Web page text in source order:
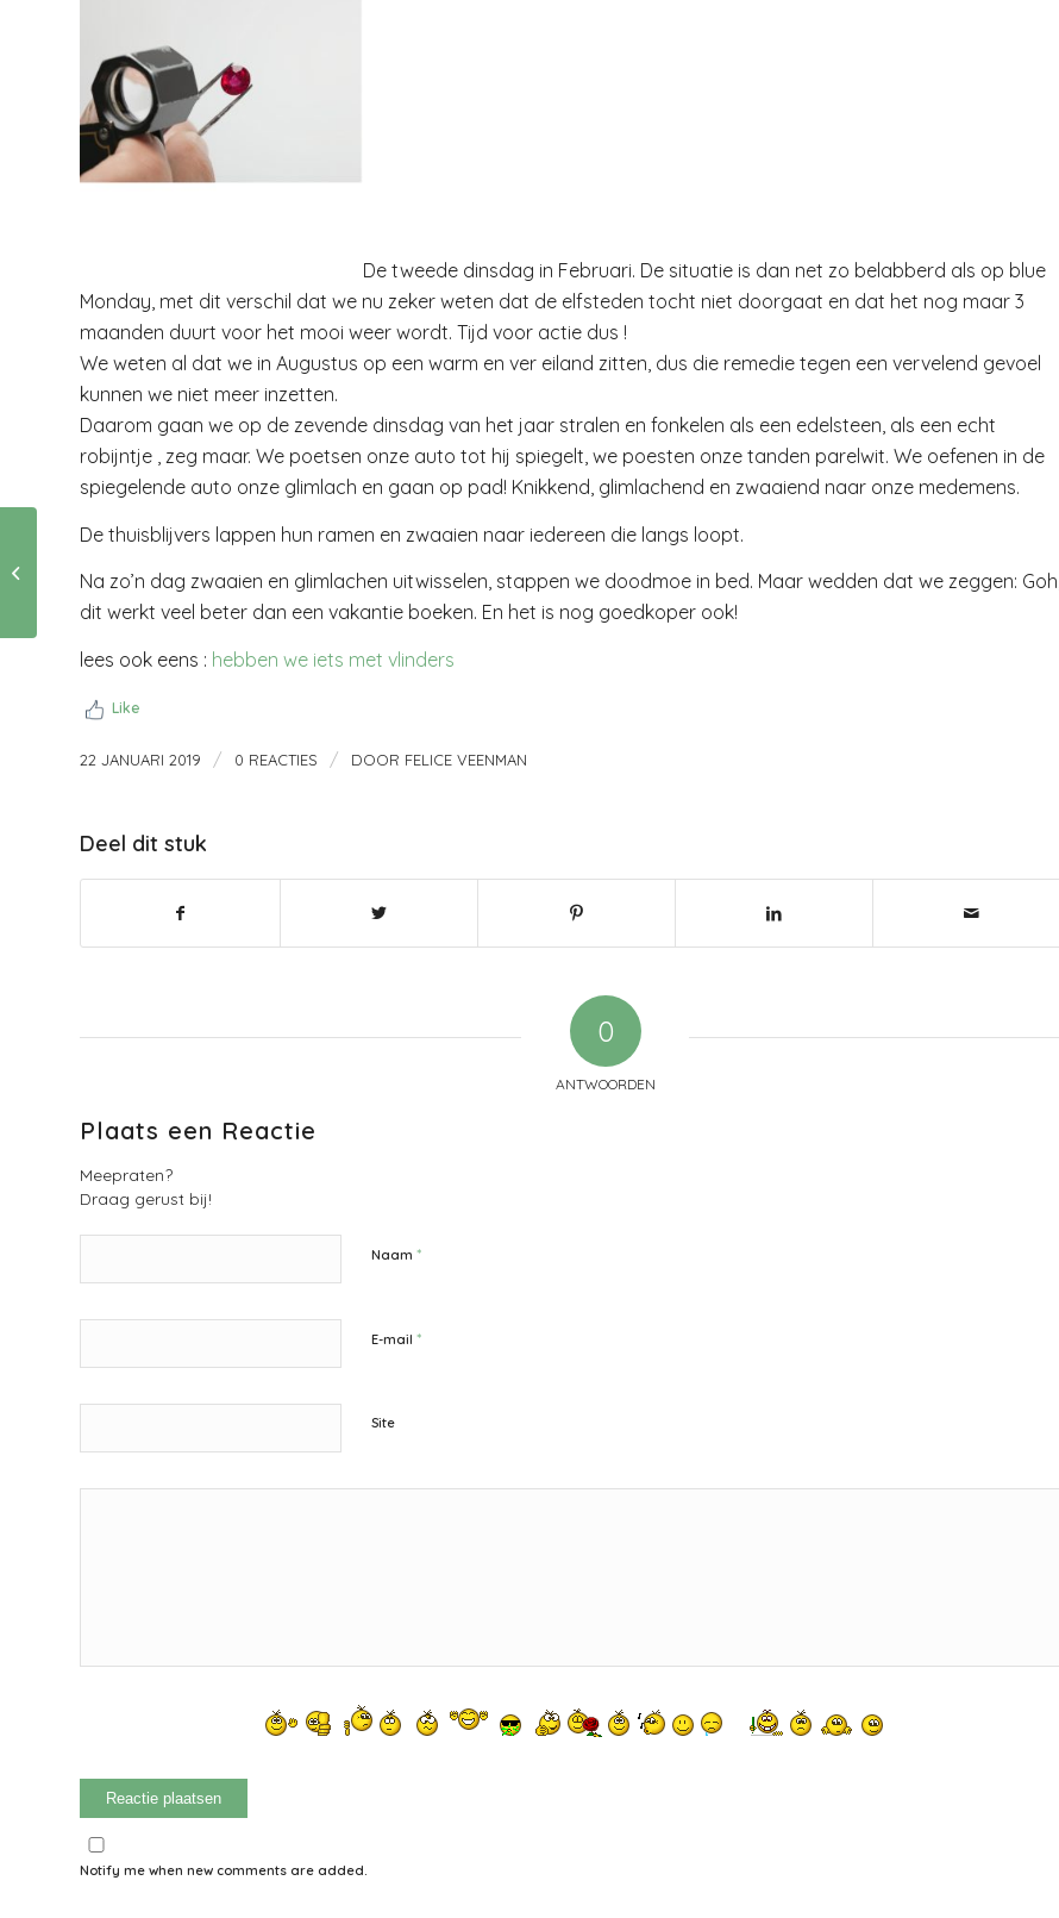
De tweede dinsdag in Februari. De situatie is dan net zo belabberd als op blue
Monday, met dit verschil dat we nu zeker weten dat de elfsteden tocht niet doorgaat en dat het nog maar 3
maanden duurt voor het mooi weer wordt. Tijd voor actie dus !
We weten al dat we in Augustus op een warm en ver eiland zitten, dus die remedie tegen een vervelend gevoel
kunnen we niet meer inzetten.
Daarom gaan we op de zevende dinsdag van het jaar stralen en fonkelen als een edelsteen, als een echt
robijntje , zeg maar. We poetsen onze auto tot hij spiegelt, we poesten onze tanden parelwit. We oefenen in de
spiegelende auto onze glimlach en gaan op pad! Knikkend, glimlachend en zwaaiend naar onze medemens.
De thuisblijvers lappen hun ramen en zwaaien naar iedereen die langs loopt.
Na zo’n dag zwaaien en glimlachen uitwisselen, stappen we doodmoe in bed. Maar wedden dat we zeggen:
dit werkt veel beter dan een vakantie boeken. En het is nog goedkoper ook!
lees ook eens : hebben we iets met vlinders
Like
22 JANUARI 2019 / 0 REACTIES / DOOR FELICE VEENMAN
Deel dit stuk
0
ANTWOORDEN
Plaats een Reactie
Meepraten?
Draag gerust bij!
Naam *
E-mail *
Site
Notify me when new comments are added.
Waarom zijn er
spreekwoorden over
de appel?